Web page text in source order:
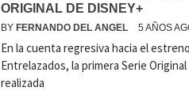
ORIGINAL DE DISNEY+
BY FERNANDO DEL ANGEL 5 AÑOS
En la cuenta regresiva hacia el
Entrelazados, la primera Serie
realizada